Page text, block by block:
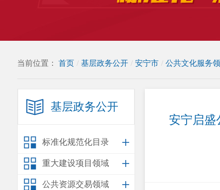
当前位置： 首页 / 基层政务公开 / 安宁市 / 公共文化服务
基层政务公开
标准化规范化目录
重大建设项目领域
公共资源交易领域
安宁启盛